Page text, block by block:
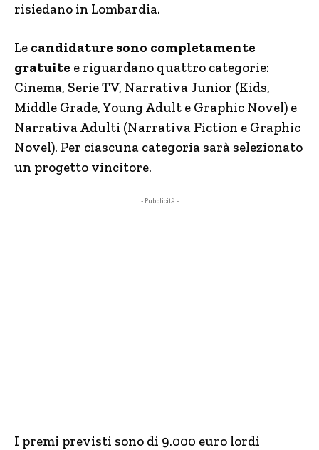
risiedano in Lombardia.
Le candidature sono completamente
gratuite e riguardano quattro categorie:
Cinema, Serie TV, Narrativa Junior (Kids,
Middle Grade, Young Adult e Graphic Novel) e
Narrativa Adulti (Narrativa Fiction e Graphic
Novel). Per ciascuna categoria sarà selezionato
un progetto vincitore.
- Pubblicità -
I premi previsti sono di 9.000 euro lordi